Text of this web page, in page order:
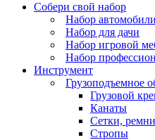
Собери свой набор
Набор
Набор для дачи
Набор игровой
Набор
Инструмент
Грузоподъемное
Грузовой
Канаты
Сетки,
Стропы